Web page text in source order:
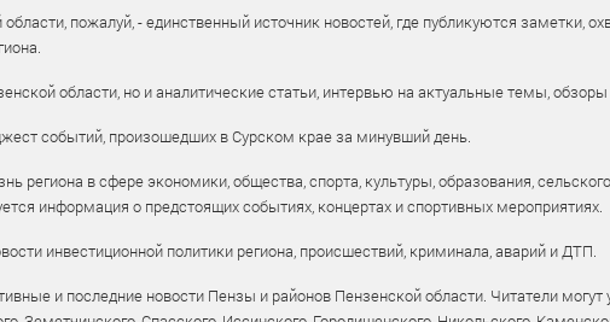
пожалуй, - единственный источник новостей, где публикуются заметки,
области, но и аналитические статьи, интервью на актуальные темы,
событий, произошедших в Сурском крае за минувший день.
региона в сфере экономики, общества, спорта, культуры, образования,
информация о предстоящих событиях, концертах и спортивных мероприятиях.
инвестиционной политики региона, происшествий, криминала, аварий и ДТП.
и последние новости Пензы и районов Пензенской области. Читатели могут